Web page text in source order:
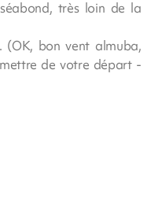
très loin de la
(OK, bon vent almuba,
de votre départ -